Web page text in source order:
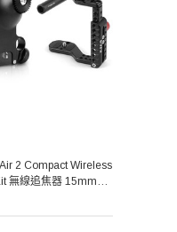
2 Compact Wireless
無線追焦器 15mm路